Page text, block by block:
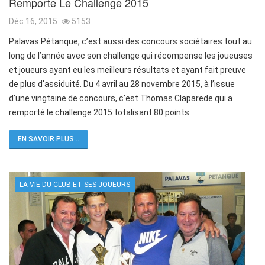
Déc 16, 2015 5153
Palavas Pétanque, c’est aussi des concours sociétaires tout au
long de l’année avec son challenge qui récompense les joueuses
et joueurs ayant eu les meilleurs résultats et ayant fait preuve
de plus d'assiduité. Du 4 avril au 28 novembre 2015, à l’issue
d’une vingtaine de concours, c’est Thomas Claparede qui a
remporté le challenge 2015 totalisant 80 points.
EN SAVOIR PLUS...
LA VIE DU CLUB ET SES JOUEURS